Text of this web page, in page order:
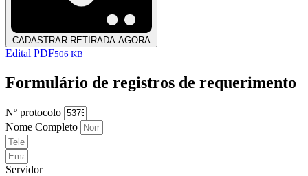
CADASTRAR RETIRADA AGORA
Edital PDF506 KB
Formulário de registros de requerimento
Nº protocolo
Nome Completo
Servidor